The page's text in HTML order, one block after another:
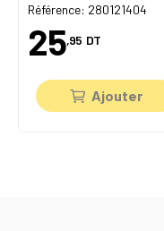
Référence: 280121404
25,95 DT
Ajouter